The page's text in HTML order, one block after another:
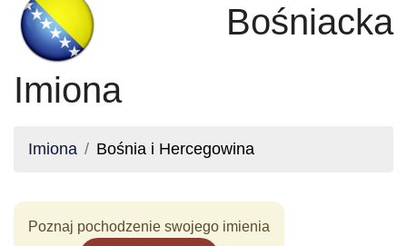
Bośniacka
Imiona
Imiona Bośnia i Hercegowina
Poznaj pochodzenie swojego imienia